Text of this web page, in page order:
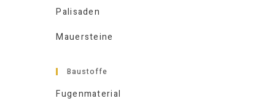
Palisaden
Mauersteine
Baustoffe
Fugenmaterial